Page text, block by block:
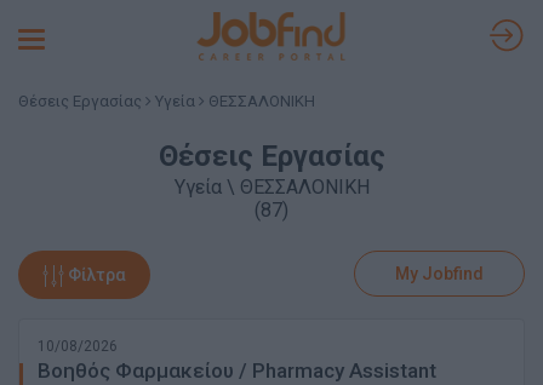
Toggle
Θέσεις Εργασίας Υγεία ΘΕΣΣΑΛΟΝΙΚΗ
Θέσεις Εργασίας
Υγεία \ ΘΕΣΣΑΛΟΝΙΚΗ
(87)
Φίλτρα My Jobfind
10/08/2026
Βοηθός Φαρμακείου / Pharmacy Assistant